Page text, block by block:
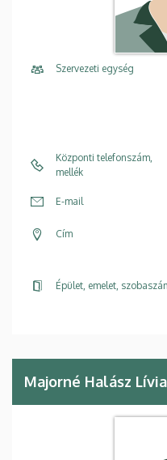
Szervezeti egység
Központi telefonszám,
mellék
E-mail
Cím
Épület, emelet,
Majorné Halász Lívia